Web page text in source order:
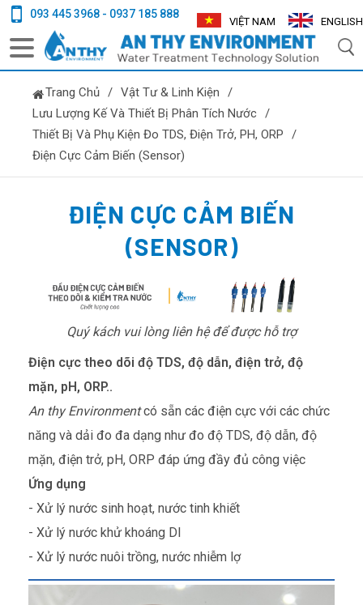
093 445 3968 - 0937 185 888
VIỆT NAM ENGLISH
Trang Chủ / Vật Tư & Linh Kiện
/
Lưu Lượng Kế Và Thiết Bị Phân Tích Nước /
Thiết Bị Và Phụ Kiện Đo TDS, Điện Trở, PH, ORP
/
Điện Cực Cảm Biến (Sensor)
ĐIỆN CỰC CẢM BIẾN
(SENSOR)
Quý kách vui lòng liên hệ để được hỗ trợ
Điện cực theo dõi độ TDS, độ dẫn, điện trở, độ
mặn, pH, ORP..
An thy Environmentcó sẵn các điện cực với các chức
năng và dải đo đa dạng như đo độ TDS, độ dẫn, độ
mặn, điện trở, pH, ORP đáp ứng đầy đủ công việc
Ứng dụng
- Xử lý nước sinh hoạt, nước tinh khiết
- Xử lý nước khử khoáng DI
- Xử lý nước nuôi trồng, nước nhiễm lợ